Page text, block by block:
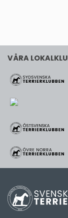
VÅRA